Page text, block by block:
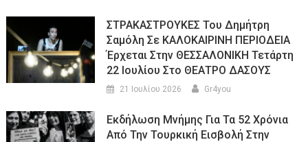
ΣΤΡΑΚΑΣΤΡΟΥΚΕΣ Του Δημήτρη
Σαμόλη Σε ΚΑΛΟΚΑΙΡΙΝΗ ΠΕΡΙΟΔΕΙΑ
Έρχεται Στην ΘΕΣΣΑΛΟΝΙΚΗ Τετάρτη
22 Ιουλίου Στο ΘΕΑΤΡΟ ΔΑΣΟΥΣ
21 Ιουλίου 2026 Gr4you
Εκδήλωση Μνήμης Για Τα 52 Χρόνια
Από Την Τουρκική Εισβολή Στην